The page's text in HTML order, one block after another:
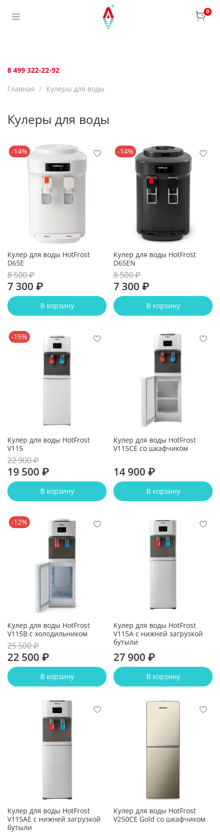
0
Главная Кулеры для воды
Кулеры для воды
-14%
Кулер для воды HotFrost
D65E
8 500 ₽
7 300 ₽
В корзину
-14%
Кулер для воды HotFrost
D65EN
8 500 ₽
7 300 ₽
В корзину
-15%
Кулер для воды HotFrost
V115
22 900 ₽
19 500 ₽
В корзину
Кулер для воды HotFrost
V115CE со шкафчиком
14 900 ₽
В корзину
-12%
Кулер для воды HotFrost
V115B с холодильником
25 500 ₽
22 500 ₽
В корзину
Кулер для воды HotFrost
V115A с нижней загрузкой
бутыли
27 900 ₽
В корзину
Кулер для воды HotFrost
V115AE с нижней загрузкой
бутыли
Кулер для воды HotFrost
V250CE Gold со шкафчиком
8 499 322-22-92